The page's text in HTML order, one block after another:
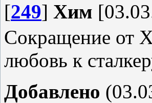
[249] Хим
Сокращение от
любовь к
Добавлено